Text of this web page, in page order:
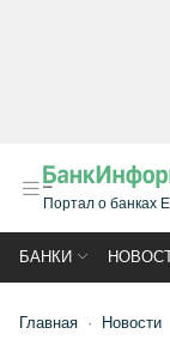
Портал о банках
БАНКИ
Главная Новости